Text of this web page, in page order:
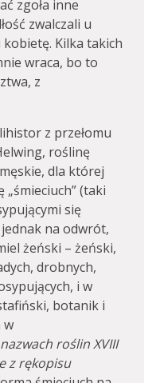
zgoła inne
zwalczali u
kobietę. Kilka takich
wraca, bo to
z
z przełomu
roślinę
dla której
„śmieciuch” (taki
się
na odwrót,
żeński – żeński,
drobnych,
i w
botanik i
w
roślin XVIII
z rękopisu